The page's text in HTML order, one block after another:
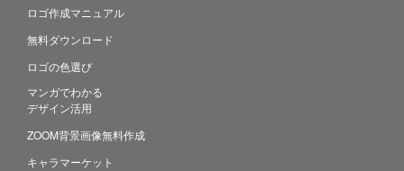
ロゴ作成マニュアル
無料ダウンロード
ロゴの色選び
マンガでわかる
デザイン活用
ZOOM背景画像無料作成
キャラマーケット